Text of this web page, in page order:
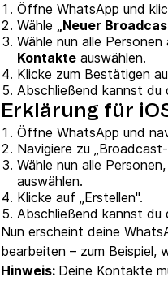
Öffne WhatsApp und
Wähle „Neuer
Wähle nun alle
Kontakte auswählen.
Klicke zum Bestätigen
Abschließend kannst du
Erklärung für
Öffne WhatsApp und
Navigiere zu
Wähle nun alle
auswählen.
Klicke auf „Erstellen".
Abschließend kannst du
Nun erscheint deine
bearbeiten – zum Beispiel,
Hinweis: Deine Kontakte